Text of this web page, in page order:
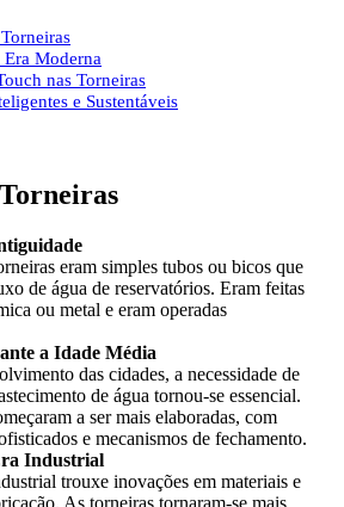
Moderna
nas Torneiras
e Sustentáveis
eram simples tubos ou bicos que
de água de reservatórios. Eram feitas
ou metal e eram operadas
a Idade Média
das cidades, a necessidade de
de água tornou-se essencial.
a ser mais elaboradas, com
e mecanismos de fechamento.
Industrial
trouxe inovações em materiais e
As torneiras tornaram-se mais